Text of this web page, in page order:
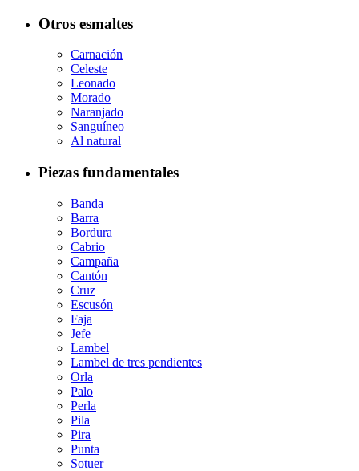
Otros esmaltes
Carnación
Celeste
Leonado
Morado
Naranjado
Sanguíneo
Al natural
Piezas fundamentales
Banda
Barra
Bordura
Cabrio
Campaña
Cantón
Cruz
Escusón
Faja
Jefe
Lambel
Lambel de tres pendientes
Orla
Palo
Perla
Pila
Pira
Punta
Sotuer